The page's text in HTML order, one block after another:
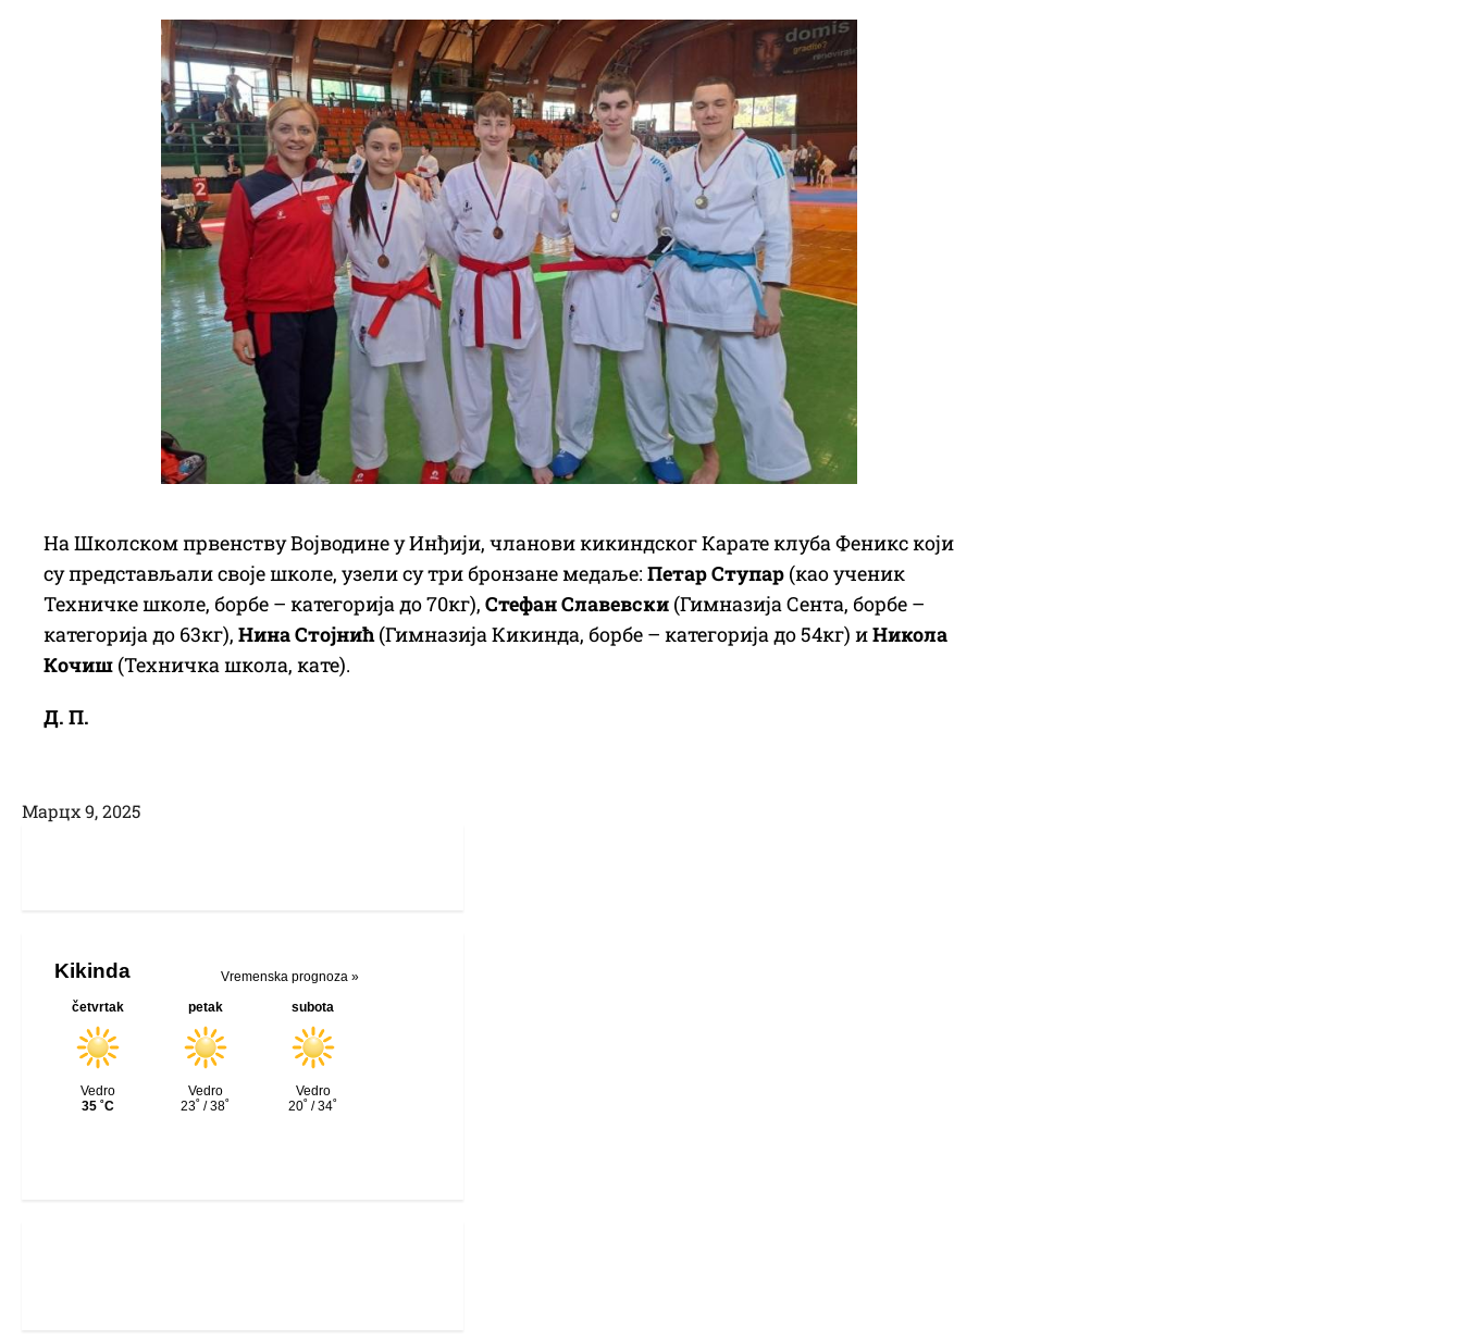
На Школском првенству Војводине у Инђији, чланови кикиндског Карате клуба Феникс који
су представљали своје школе, узели су три бронзане медаље: Петар Ступар (као ученик
Техничке школе, борбе – категорија до 70кг), Стефан Славевски (Гимназија Сента, борбе –
категорија до 63кг), Нина Стојнић(Гимназија Кикинда, борбе – категорија до 54кг) иНикола
Кочиш (Техничка школа, кате).
Д. П.
Марцх 9, 2025